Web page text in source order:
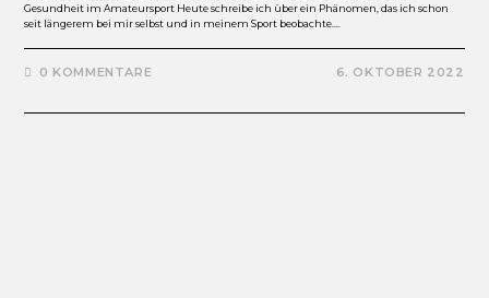
Gesundheit im Amateursport Heute schreibe ich über ein Phänomen, das ich schon
seit längerem bei mir selbst und in meinem Sport beobachte.…
0 KOMMENTARE 6. OKTOBER 2022